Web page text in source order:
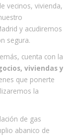
vecinos, vivienda,
y acudiremos
segura.
cuenta con la
viviendas y
que ponerte
la
de gas
abanico de